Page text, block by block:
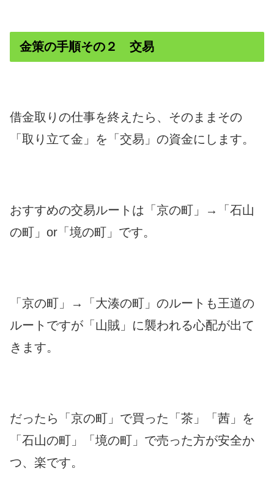
金策の手順その２ 交易
借金取りの仕事を終えたら、そのままその
「取り立て金」を「交易」の資金にします。
おすすめの交易ルートは「京の町」→「石山
の町」or「境の町」です。
「京の町」→「大湊の町」のルートも王道の
ルートですが「山賊」に襲われる心配が出て
きます。
だったら「京の町」で買った「茶」「茜」を
「石山の町」「境の町」で売った方が安全か
つ、楽です。